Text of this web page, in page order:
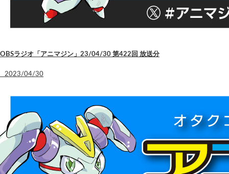
OBSラジオ「アニマジン」23/04/30 第422回 放送分
2023/04/30